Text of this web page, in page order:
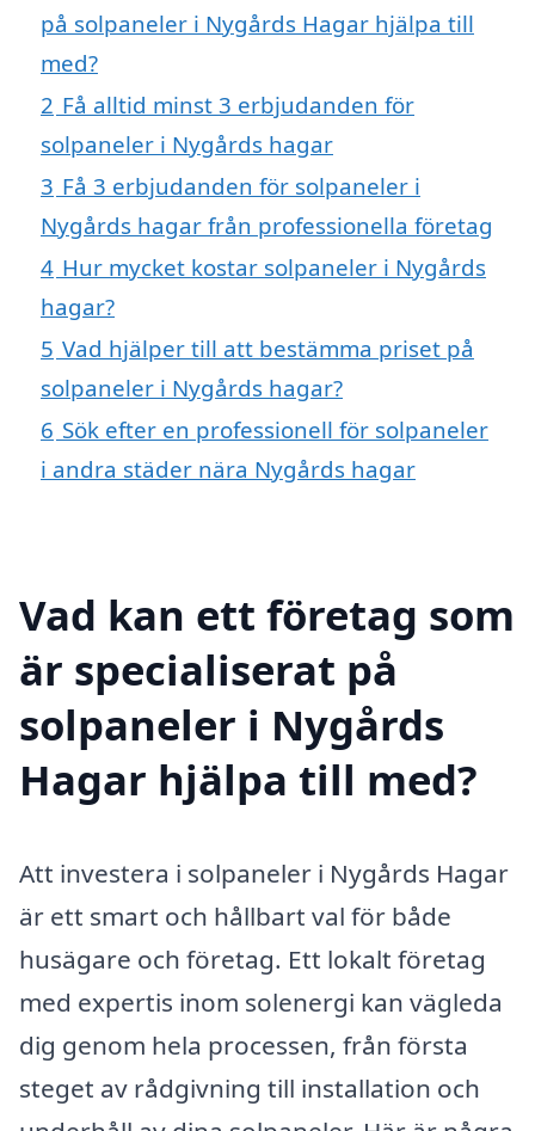
på solpaneler i Nygårds Hagar hjälpa till
med?
2 Få alltid minst 3 erbjudanden för
solpaneler i Nygårds hagar
3 Få 3 erbjudanden för solpaneler i
Nygårds hagar från professionella företag
4 Hur mycket kostar solpaneler i Nygårds
hagar?
5 Vad hjälper till att bestämma priset på
solpaneler i Nygårds hagar?
6 Sök efter en professionell för solpaneler
i andra städer nära Nygårds hagar
Vad kan ett företag som
är specialiserat på
solpaneler i Nygårds
Hagar hjälpa till med?
Att investera i solpaneler i Nygårds Hagar
är ett smart och hållbart val för både
husägare och företag. Ett lokalt företag
med expertis inom solenergi kan vägleda
dig genom hela processen, från första
steget av rådgivning till installation och